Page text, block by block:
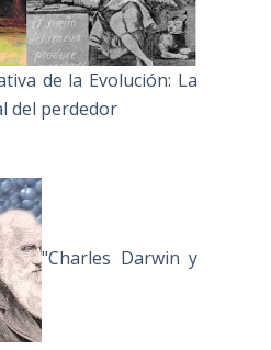
de la Evolución: La
del perdedor
"Charles Darwin y